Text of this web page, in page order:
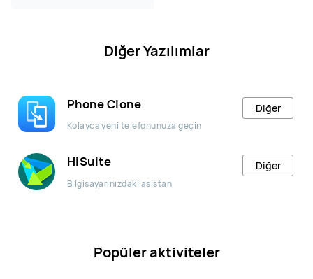
Diğer Yazılımlar
Phone Clone
Kolayca yeni telefonunuza geçin
Diğer
HiSuite
Bilgisayarınızdaki asistan
Diğer
Popüler aktiviteler